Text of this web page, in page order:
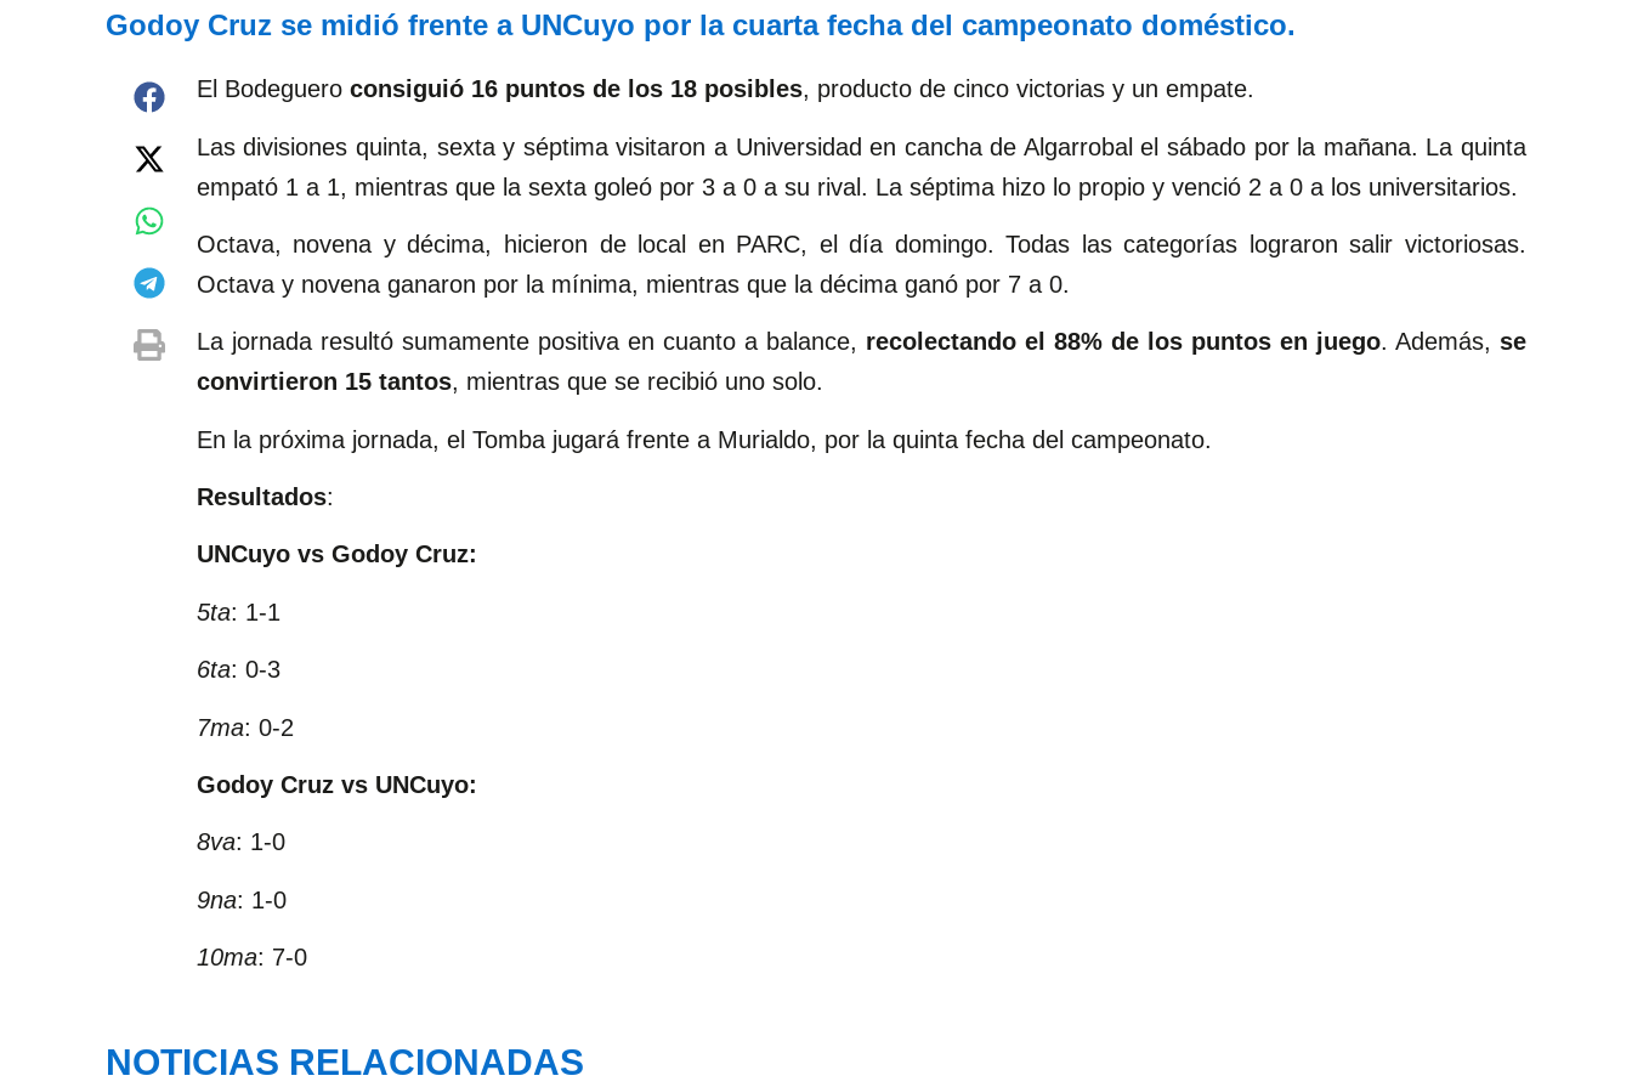
Godoy Cruz se midió frente a UNCuyo por la cuarta fecha del campeonato doméstico.
El Bodeguero consiguió 16 puntos de los 18 posibles, producto de cinco victorias y un empate.
Las divisiones quinta, sexta y séptima visitaron a Universidad en cancha de Algarrobal el sábado por la mañana. La quinta
empató 1 a 1, mientras que la sexta goleó por 3 a 0 a su rival. La séptima hizo lo propio y venció 2 a 0 a los universitarios.
Octava, novena y décima, hicieron de local en PARC, el día domingo. Todas las categorías lograron salir victoriosas.
Octava y novena ganaron por la mínima, mientras que la décima ganó por 7 a 0.
La jornada resultó sumamente positiva en cuanto a balance, recolectando el 88% de los puntos en juego. Además, se
convirtieron 15 tantos, mientras que se recibió uno solo.
En la próxima jornada, el Tomba jugará frente a Murialdo, por la quinta fecha del campeonato.
Resultados:
UNCuyo vs Godoy Cruz:
5ta: 1-1
6ta: 0-3
7ma: 0-2
Godoy Cruz vs UNCuyo:
8va: 1-0
9na: 1-0
10ma: 7-0
NOTICIAS RELACIONADAS